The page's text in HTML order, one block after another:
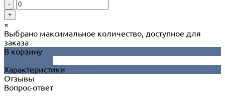
-
+
×
Выбрано максимальное количество, доступное для
заказа
В корзину
Характеристики
Отзывы
Вопрос-ответ